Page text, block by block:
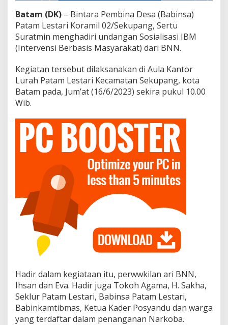
n
t
r
v
n
s
i
B
b
a
s
i
s
M
a
s
y
k
a
t
r
i
B
N
N
Batam (DK) – Bintara Pembina Desa (Babinsa)
Patam Lestari Koramil 02/Sekupang, Sertu
Suratmin menghadiri undangan Sosialisasi IBM
(Intervensi Berbasis Masyarakat) dari BNN.
Kegiatan tersebut dilaksanakan di Aula Kantor
Lurah Patam Lestari Kecamatan Sekupang, kota
Batam pada, Jum’at (16/6/2023) sekira pukul 10.00
Wib.
Hadir dalam kegiataan itu, perwwkilan ari BNN,
Ihsan dan Eva. Hadir juga Tokoh Agama, H. Sakha,
Seklur Patam Lestari, Babinsa Patam Lestari,
Babinkamtibmas, Ketua Kader Posyandu dan warga
yang terdaftar dalam penanganan Narkoba.